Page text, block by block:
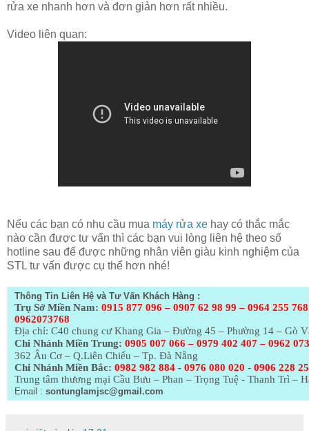
rửa xe nhanh hơn và đơn giản hơn rất nhiều.
Video liên quan:
Nếu các bạn có nhu cầu mua máy rửa xe hay có thắc mắc
nào cần được tư vấn thì các bạn vui lòng liên hệ theo số
hotline sau để được những nhân viên giàu kinh nghiệm của
STL tư vấn được cụ thể hơn nhé!
Thông Tin Liên Hệ và Tư Vấn Khách Hàng :
Trụ Sở Miền Nam: 0915 877 096 – 0907 62 98 99 – 0964 255
0962073768
Địa chỉ: C40 chung cư Khang Gia – Đường 45 – Phường 14 – Gò
Chi Nhánh Miền Trung: 0905 007 066 – 0979 402 407 – 0962 073
362 Âu Cơ – Q.Liên Chiểu – Tp. Đà Nẵng
Chi Nhánh Miền Bắc: 0982 982 884 - 0976 080 020 - 0906 228
Trung tâm thương mại Cầu Bưu – Phan – Trọng Tuệ - Thanh Trì –
Email : sontunglamjsc@gmail.com